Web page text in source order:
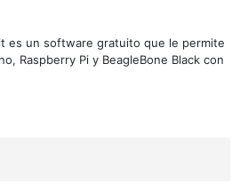
es un software gratuito que le permite
Raspberry Pi y BeagleBone Black con